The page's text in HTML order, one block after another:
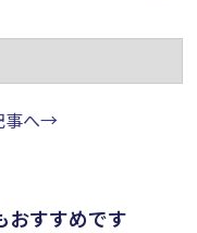
事へ→
おすすめです